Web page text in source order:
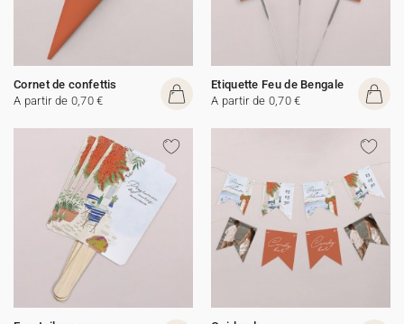
Cornet de confettis
A partir de 0,70 €
Etiquette Feu de Bengale
A partir de 0,70 €